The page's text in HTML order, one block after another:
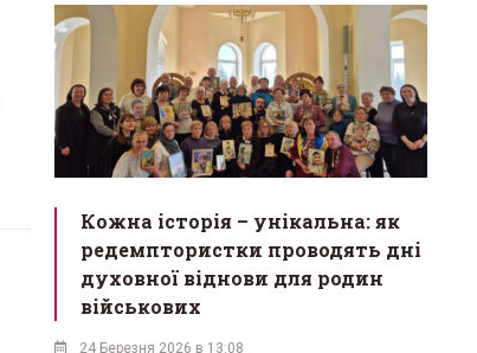
Кожна історія – унікальна: як
редемптористки проводять дні
духовної віднови для родин
військових
24 Березня 2026 в 13:08